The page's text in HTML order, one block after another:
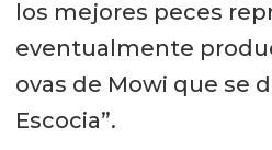
los mejores peces
eventualmente
ovas de Mowi que se
Escocia”.